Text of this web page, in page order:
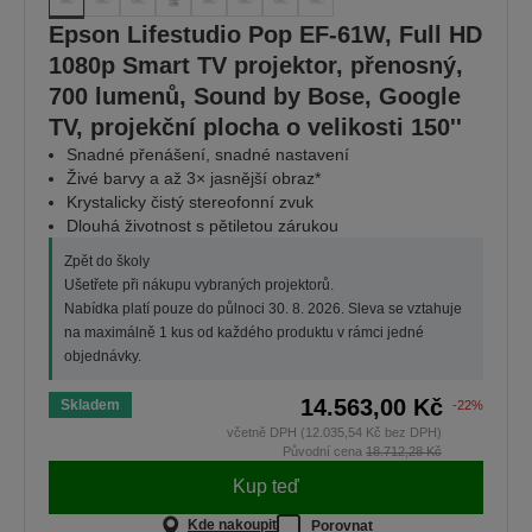
Epson Lifestudio Pop EF-61W, Full HD
1080p Smart TV projektor, přenosný,
700 lumenů, Sound by Bose, Google
TV, projekční plocha o velikosti 150''
Snadné přenášení, snadné nastavení
Živé barvy a až 3× jasnější obraz*
Krystalicky čistý stereofonní zvuk
Dlouhá životnost s pětiletou zárukou
Zpět do školy
Ušetřete při nákupu vybraných projektorů.
Nabídka platí pouze do půlnoci 30. 8. 2026. Sleva se vztahuje
na maximálně 1 kus od každého produktu v rámci jedné
objednávky.
Skladem 14.563,00 Kč
-22%
včetně DPH (12.035,54 Kč bez DPH)
Původní cena 18.712,28 Kč
Kup teď
Kde nakoupit Porovnat